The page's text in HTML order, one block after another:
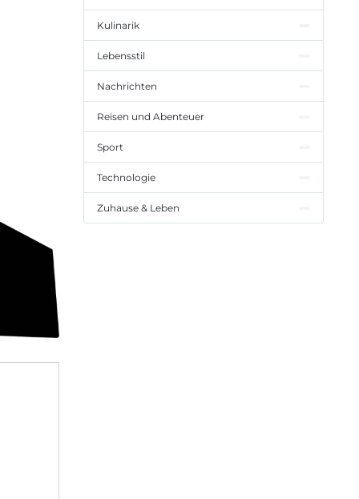
Kulinarik
Lebensstil
Nachrichten
Reisen und Abenteuer
Sport
Technologie
Zuhause & Leben